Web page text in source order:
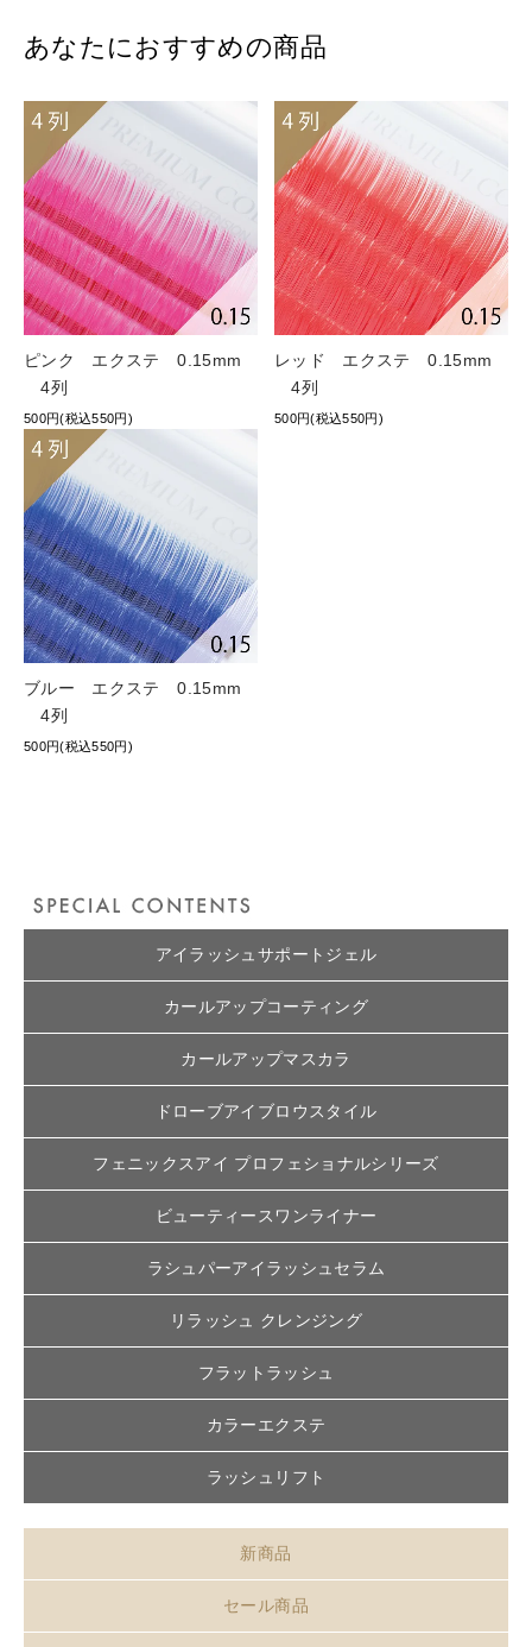
あなたにおすすめの商品
ピンク エクステ 0.15mm
4列
500円(税込550円)
レッド エクステ 0.15mm
4列
500円(税込550円)
ブルー エクステ 0.15mm
4列
500円(税込550円)
アイラッシュサポートジェル
カールアップコーティング
カールアップマスカラ
ドローブアイブロウスタイル
フェニックスアイ プロフェショナルシリーズ
ビューティースワンライナー
ラシュパーアイラッシュセラム
リラッシュ クレンジング
フラットラッシュ
カラーエクステ
ラッシュリフト
新商品
セール商品